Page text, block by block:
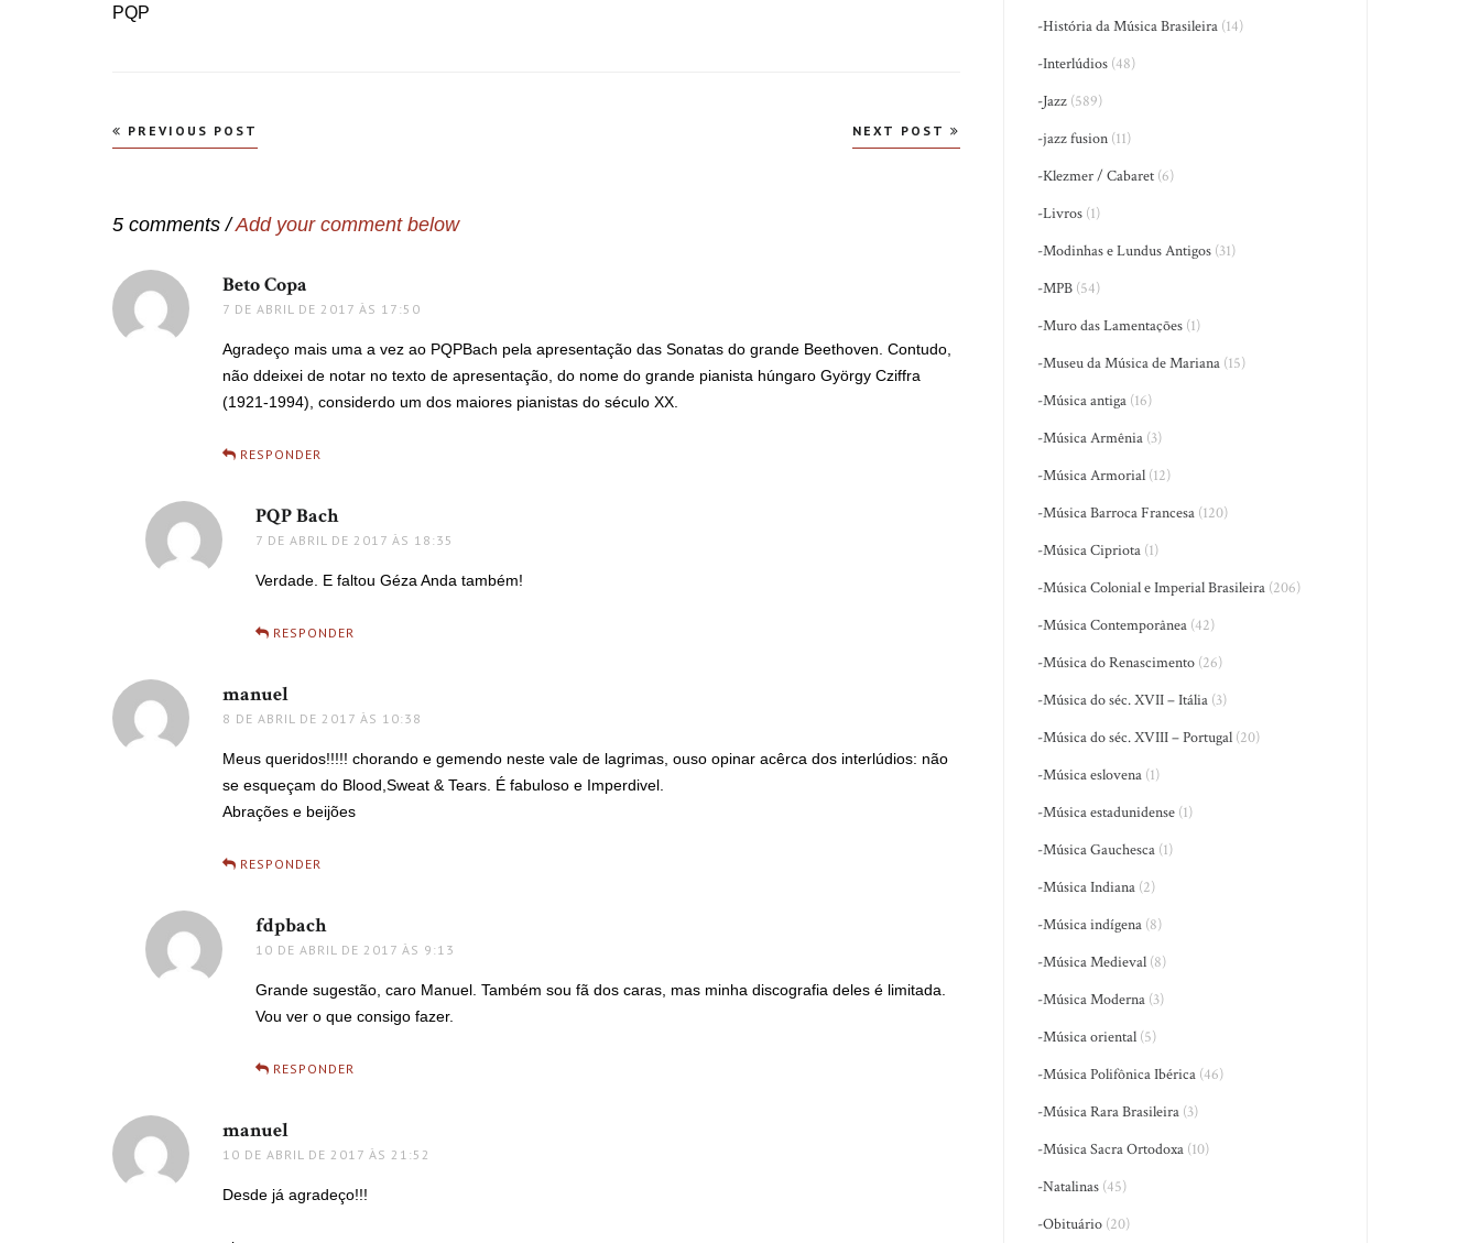
PQP
Navegação
PREVIOUS POST NEXT POST
5 comments /Add your comment below
Beto Copa
7 DE ABRIL DE 2017 ÀS 17:50
Agradeço mais uma a vez ao PQPBach pela apresentação das Sonatas do grande Beethoven. Contudo,
não ddeixei de notar no texto de apresentação, do nome do grande pianista húngaro György Cziffra
(1921-1994), considerdo um dos maiores pianistas do século XX.
RESPONDER
PQP Bachdisse:
7 DE ABRIL DE 2017 ÀS 18:35
Verdade. E faltou Géza Anda também!
RESPONDER
manuel
8 DE ABRIL DE 2017 ÀS 10:38
Meus queridos!!!!! chorando e gemendo neste vale de lagrimas, ouso opinar acêrca dos interlúdios: não
se esqueçam do Blood,Sweat & Tears. É fabuloso e Imperdivel.
Abrações e beijões
RESPONDER
fdpbachdisse:
10 DE ABRIL DE 2017 ÀS 9:13
Grande sugestão, caro Manuel. Também sou fã dos caras, mas minha discografia deles é limitada.
Vou ver o que consigo fazer.
RESPONDER
manuel
10 DE ABRIL DE 2017 ÀS 21:52
Desde já agradeço!!!
-História da Música Brasileira (14)
-Interlúdios (48)
-Jazz (589)
-jazz fusion (11)
-Klezmer / Cabaret (6)
-Livros (1)
-Modinhas e Lundus Antigos (31)
-MPB (54)
-Muro das Lamentações (1)
-Museu da Música de Mariana (15)
-Música antiga (16)
-Música Armênia (3)
-Música Armorial (12)
-Música Barroca Francesa (120)
-Música Cipriota (1)
-Música Colonial e Imperial Brasileira (206)
-Música Contemporânea (42)
-Música do Renascimento (26)
-Música do séc. XVII – Itália (3)
-Música do séc. XVIII – Portugal (20)
-Música eslovena (1)
-Música estadunidense (1)
-Música Gauchesca (1)
-Música Indiana (2)
-Música indígena (8)
-Música Medieval (8)
-Música Moderna (3)
-Música oriental (5)
-Música Polifônica Ibérica (46)
-Música Rara Brasileira (3)
-Música Sacra Ortodoxa (10)
-Natalinas (45)
-Obituário (20)